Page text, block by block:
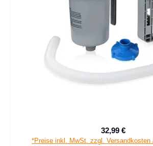
32,99 €
*Preise inkl. MwSt. zzgl. Versandkosten